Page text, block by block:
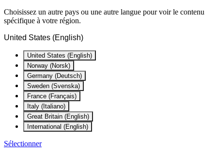
Choisissez un autre pays ou une autre langue pour voir le contenu
spécifique à votre région.
United States (English)
United States (English)
Norway (Norsk)
Germany (Deutsch)
Sweden (Svenska)
France (Français)
Italy (Italiano)
Great Britain (English)
International (English)
Sélectionner